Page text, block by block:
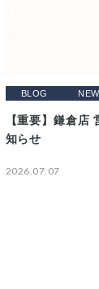
BLOG
【重要】鎌倉店
知らせ
2026.07.07